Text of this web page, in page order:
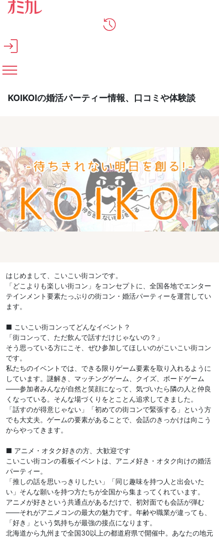
メインコンテンツへスキップ
KOIKOIの婚活パーティー情報、口コミや体験談
はじめまして、こいこい街コンです。
「どこよりも楽しい街コン」をコンセプトに、全国各地でエンター
テインメント要素たっぷりの街コン・婚活パーティーを運営してい
ます。
■ こいこい街コンってどんなイベント？
「街コンって、ただ飲んで話すだけじゃないの？」
そう思っている方にこそ、ぜひ参加してほしいのがこいこい街コン
です。
私たちのイベントでは、できる限りゲーム要素を取り入れるように
しています。謎解き、マッチングゲーム、クイズ、ボードゲーム
——参加者みんなが自然と笑顔になって、気づいたら隣の人と仲良
くなっている。そんな場づくりをとことん追求してきました。
「話すのが得意じゃない」「初めての街コンで緊張する」という方
でも大丈夫。ゲームの要素があることで、会話のきっかけは向こう
からやってきます。
■ アニメ・オタク好きの方、大歓迎です
こいこい街コンの看板イベントは、アニメ好き・オタク向けの婚活
パーティー。
「推しの話を思いっきりしたい」「同じ趣味を持つ人と出会いた
い」そんな願いを持つ方たちが全国から集まってくれています。
アニメが好きという共通点があるだけで、初対面でも会話が弾む
——それがアニメコンの最大の魅力です。年齢や職業が違っても、
「好き」という気持ちが最強の接点になります。
北海道から九州まで全国30以上の都道府県で開催中。あなたの地元